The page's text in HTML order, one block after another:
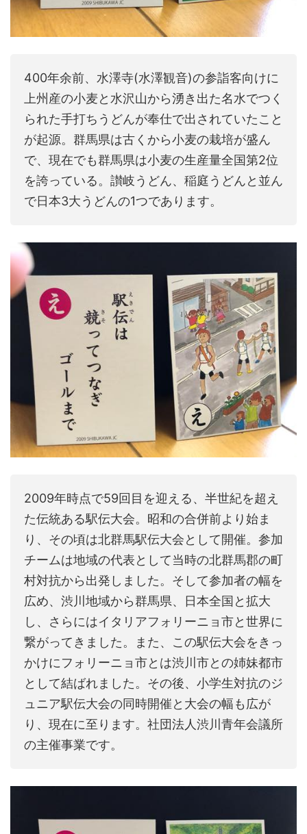
400年余前、水澤寺(水澤観音)の参詣客向けに
上州産の小麦と水沢山から湧き出た名水でつく
られた手打ちうどんが奉仕で出されていたこと
が起源。群馬県は古くから小麦の栽培が盛ん
で、現在でも群馬県は小麦の生産量全国第2位
を誇っている。讃岐うどん、稲庭うどんと並ん
で日本3大うどんの1つであります。
2009年時点で59回目を迎える、半世紀を超え
た伝統ある駅伝大会。昭和の合併前より始ま
り、その頃は北群馬駅伝大会として開催。参加
チームは地域の代表として当時の北群馬郡の町
村対抗から出発しました。そして参加者の幅を
広め、渋川地域から群馬県、日本全国と拡大
し、さらにはイタリアフォリーニョ市と世界に
繋がってきました。また、この駅伝大会をきっ
かけにフォリーニョ市とは渋川市との姉妹都市
として結ばれました。その後、小学生対抗のジ
ュニア駅伝大会の同時開催と大会の幅も広が
り、現在に至ります。社団法人渋川青年会議所
の主催事業です。